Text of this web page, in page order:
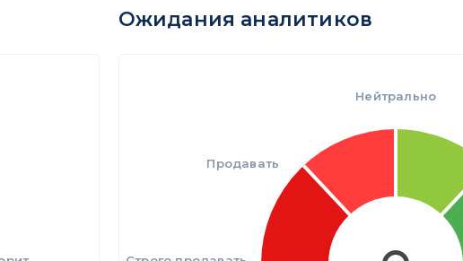
Ожидания аналитиков
Продавать
Нейтрально